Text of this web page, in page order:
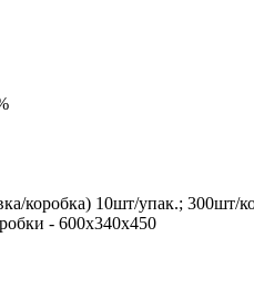
коробка) 10шт/упак.; 300шт/
- 600х340х450